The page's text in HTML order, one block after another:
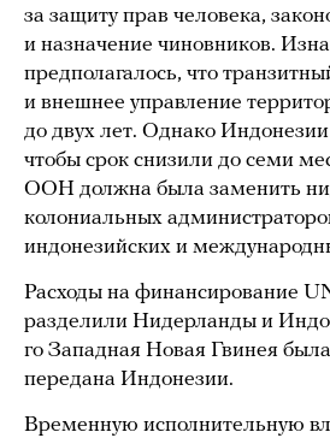
за защиту прав человека,
и назначение чиновников.
предполагалось, что
и внешнее управление
до двух лет. Однако Индонезии
чтобы срок снизили до семи
ООН должна была заменить
колониальных
индонезийских и
Расходы на финансирование
разделили Нидерланды и
го Западная Новая Гвинея
передана Индонезии.
Временную исполнительную